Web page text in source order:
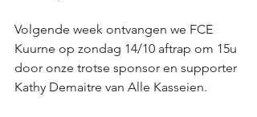
Volgende week ontvangen we FCE
Kuurne op zondag 14/10 aftrap om 15u
door onze trotse sponsor en supporter
Kathy Demaitre van Alle Kasseien.